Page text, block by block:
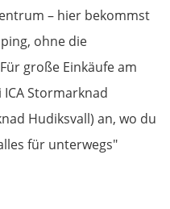
– hier bekommst
ohne die
große Einkäufe am
Stormarknad
Hudiksvall) an, wo du
für unterwegs"